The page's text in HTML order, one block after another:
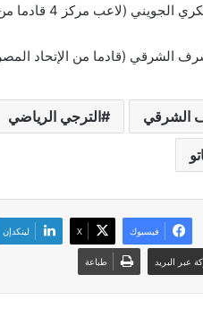
(لاعب مركز 4 قادما من الوحدة السعودي)
الشرقي (قادما من الإتحاد
الشرقي الترجي الرياضي
فيسبوك ‫X لينكدإن
عبر البريد طباعة